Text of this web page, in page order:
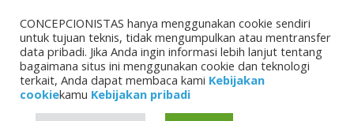
© Hak Cipta MM. konsepsi. Dikembangkan oleh LC.
TL
Peringatan hukum| Kebijakan pribadi
CONCEPCIONISTAS hanya menggunakan cookie sendiri
untuk tujuan teknis, tidak mengumpulkan atau mentransfer
data pribadi. Jika Anda ingin informasi lebih lanjut tentang
bagaimana situs ini menggunakan cookie dan teknologi
terkait, Anda dapat membaca kami Kebijakan
cookiekamu Kebijakan pribadi